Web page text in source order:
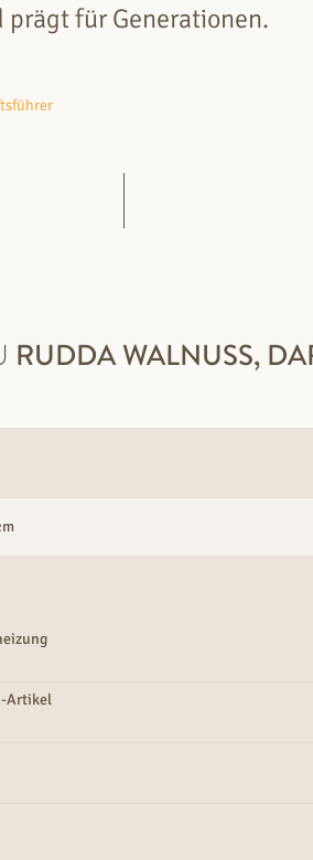
prägt für Generationen.
RUDDAWALNUSS,
Artikel